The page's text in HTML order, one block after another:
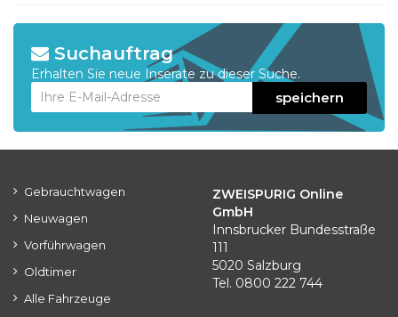
Suchauftrag
Erhalten Sie neue Inserate zu dieser Suche.
speichern
Gebrauchtwagen
Neuwagen
Vorführwagen
Oldtimer
Alle Fahrzeuge
ZWEISPURIG Online
GmbH
Innsbrucker Bundesstraße
111
5020 Salzburg
Tel. 0800 222 744